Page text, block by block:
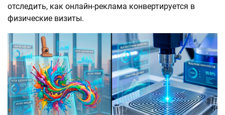
отследить, как онлайн-реклама конвертируется в
физические визиты.